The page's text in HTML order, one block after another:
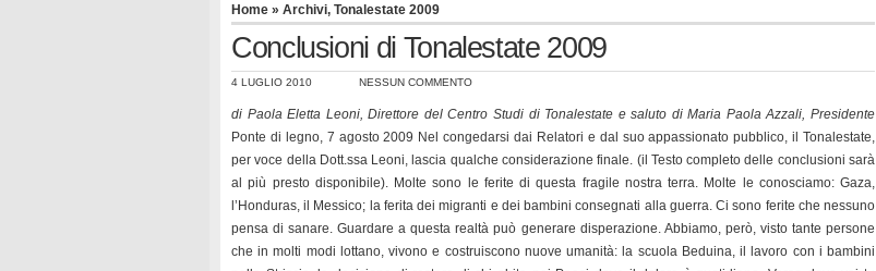
Home » Archivi, Tonalestate 2009
Conclusioni di Tonalestate 2009
4 LUGLIO 2010 NESSUN COMMENTO
di Paola Eletta Leoni, Direttore del Centro Studi di Tonalestate e saluto di Maria Paola Azzali, Presidente
Ponte di legno, 7 agosto 2009 Nel congedarsi dai Relatori e dal suo appassionato pubblico, il Tonalestate,
per voce della Dott.ssa Leoni, lascia qualche considerazione finale. (il Testo completo delle conclusioni sarà
al più presto disponibile). Molte sono le ferite di questa fragile nostra terra. Molte le conosciamo: Gaza,
l’Honduras, il Messico; la ferita dei migranti e dei bambini consegnati alla guerra. Ci sono ferite che nessuno
pensa di sanare. Guardare a questa realtà può generare disperazione. Abbiamo, però, visto tante persone
che in molti modi lottano, vivono e costruiscono nuove umanità: la scuola Beduina, il lavoro con i bambini